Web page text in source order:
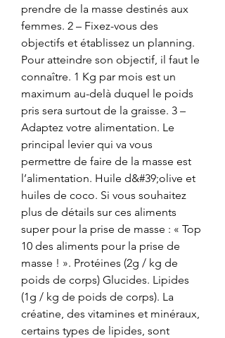
prendre de la masse destinés aux
femmes. 2 – Fixez-vous des
objectifs et établissez un planning.
Pour atteindre son objectif, il faut le
connaître. 1 Kg par mois est un
maximum au-delà duquel le poids
pris sera surtout de la graisse. 3 –
Adaptez votre alimentation. Le
principal levier qui va vous
permettre de faire de la masse est
l’alimentation. Huile d&#39;olive et
huiles de coco. Si vous souhaitez
plus de détails sur ces aliments
super pour la prise de masse : « Top
10 des aliments pour la prise de
masse ! ». Protéines (2g / kg de
poids de corps) Glucides. Lipides
(1g / kg de poids de corps). La
créatine, des vitamines et minéraux,
certains types de lipides, sont